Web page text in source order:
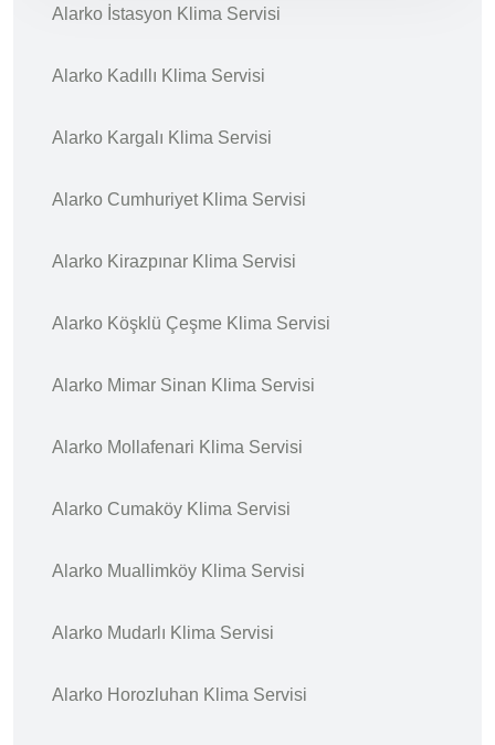
Alarko İstasyon Klima Servisi
Alarko Kadıllı Klima Servisi
Alarko Kargalı Klima Servisi
Alarko Cumhuriyet Klima Servisi
Alarko Kirazpınar Klima Servisi
Alarko Köşklü Çeşme Klima Servisi
Alarko Mimar Sinan Klima Servisi
Alarko Mollafenari Klima Servisi
Alarko Cumaköy Klima Servisi
Alarko Muallimköy Klima Servisi
Alarko Mudarlı Klima Servisi
Alarko Horozluhan Klima Servisi